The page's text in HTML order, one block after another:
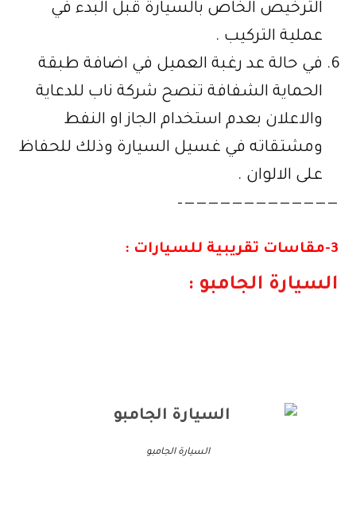
الترخيص الخاص بالسيارة قبل البدء في
عملية التركيب .
في حالة عد رغبة العميل في اضافة طبقة
الحماية الشفافة تنصح شركة ناب للدعاية
والاعلان بعدم استخدام الجاز او النفط
ومشتقاته في غسيل السيارة وذلك للحفاظ
على الالوان .
—————————————–
3-مقاسات تقريبية للسيارات :
السيارة الجامبو :
السيارة الجامبو